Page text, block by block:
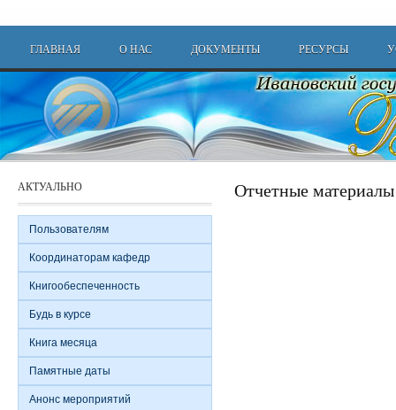
Main menu
ГЛАВНАЯ О НАС ДОКУМЕНТЫ РЕСУРСЫ
Отчетные материалы
АКТУАЛЬНО
Пользователям
Координаторам кафедр
Книгообеспеченность
Будь в курсе
Книга месяца
Памятные даты
Анонс мероприятий